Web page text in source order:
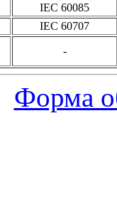
IEC 60085
IEC 60707
-
Форма